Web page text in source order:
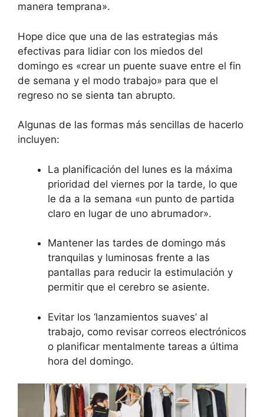
manera temprana».
Hope dice que una de las estrategias más
efectivas para lidiar con los miedos del
domingo es «crear un puente suave entre el fin
de semana y el modo trabajo» para que el
regreso no se sienta tan abrupto.
Algunas de las formas más sencillas de hacerlo
incluyen:
La planificación del lunes es la máxima
prioridad del viernes por la tarde, lo que
le da a la semana «un punto de partida
claro en lugar de uno abrumador».
Mantener las tardes de domingo más
tranquilas y luminosas frente a las
pantallas para reducir la estimulación y
permitir que el cerebro se asiente.
Evitar los ‘lanzamientos suaves’ al
trabajo, como revisar correos electrónicos
o planificar mentalmente tareas a última
hora del domingo.